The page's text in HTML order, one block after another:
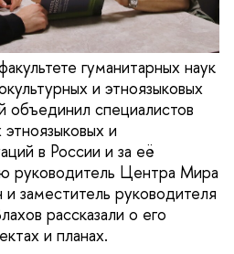
гуманитарных наук
и этноязыковых
объединил специалистов
и
в России и за её
руководитель Центра Мира
заместитель руководителя
рассказали о его
и планах.